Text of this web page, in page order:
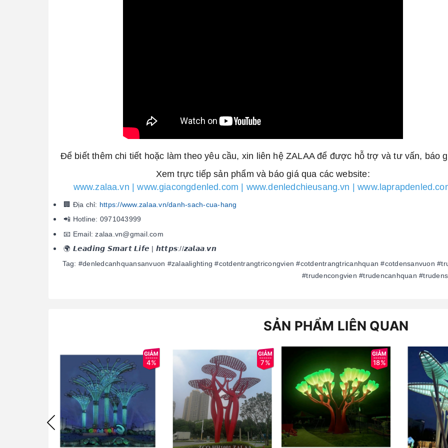
Để biết thêm chi tiết hoặc làm theo yêu cầu, xin liên hệ ZALAA để được hỗ trợ và tư vấn, báo
Xem trực tiếp sản phẩm và báo giá qua các website:
www.zalaa.vn | www.giacongdenled.com | www.denledchieusang.vn |
🏢 Địa chỉ: https://www.zalaa.vn/danh-sach-cua-hang
📲 Hotline: 0971043999
📧 Email: zalaa.vn@gmail.com
🌍 𝙇𝙚𝙖𝙙𝙞𝙣𝙜 𝙎𝙢𝙖𝙧𝙩 𝙇𝙞𝙛𝙚 | 𝙝𝙩𝙩𝙥𝙨://𝙯𝙖𝙡𝙖𝙖.𝙫𝙣
Tag: #denledcanhquansanvuon #zalaalighting #cotdentrangtricongvien #cotdentrangtricanhquan #cotdensanvuon
#trudencongvien #trudencanhquan
SẢN PHẨM LIÊN QUAN
4% 7% 18%